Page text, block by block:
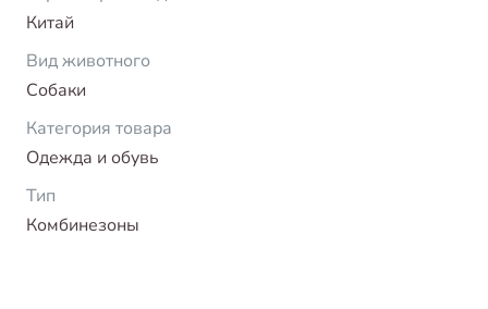
Китай
Вид животного
Собаки
Категория товара
Одежда и обувь
Тип
Комбинезоны